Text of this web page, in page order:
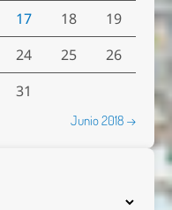
17 18
19
24 25
26
31
Junio 2018 →